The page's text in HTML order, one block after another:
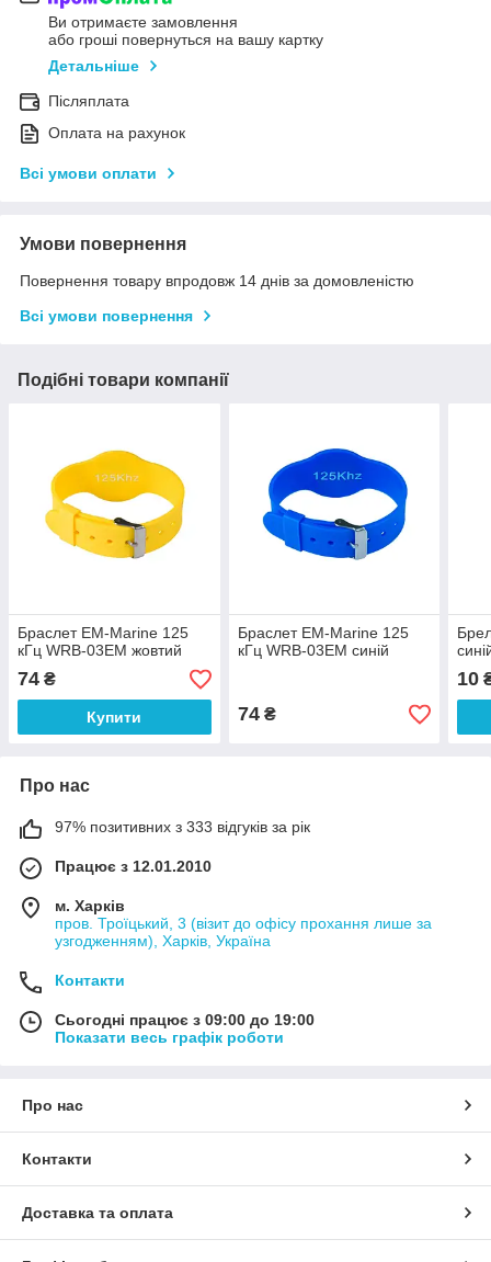
Ви отримаєте замовлення
або гроші повернуться на вашу картку
Детальніше
Післяплата
Оплата на рахунок
Всі умови оплати
Умови повернення
Повернення товару впродовж 14 днів за домовленістю
Всі умови повернення
Подібні товари компанії
Браслет EM-Marine 125
кГц WRB-03EM жовтий
74 ₴
Купити
Браслет EM-Marine 125
кГц WRB-03EM синій
74₴
10
Про нас
97% позитивних з 333 відгуків за рік
Працює з 12.01.2010
м. Харків
пров. Троїцький, 3 (візит до офісу прохання лише за
узгодженням), Харків, Україна
Контакти
Сьогодні працює з 09:00 до 19:00
Показати весь графік роботи
Про нас
Контакти
Доставка та оплата